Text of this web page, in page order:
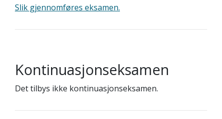
Slik gjennomføres eksamen.
Kontinuasjonseksamen
Det tilbys ikke kontinuasjonseksamen.